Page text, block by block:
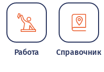
Работа Справочник